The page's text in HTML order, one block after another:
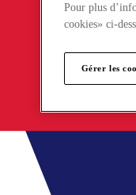
Pour plus
cookies» ci-
Gérer les